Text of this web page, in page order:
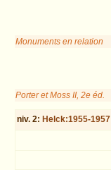
Monuments en relation
Porter et Moss II, 2e éd.
niv. 2: Helck:1955-1957